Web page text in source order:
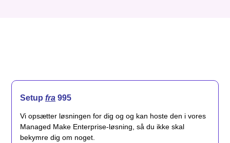
Setup fra 995
Vi opsætter løsningen for dig og og kan hoste den i vores
Managed Make Enterprise-løsning, så du ikke skal
bekymre dig om noget.